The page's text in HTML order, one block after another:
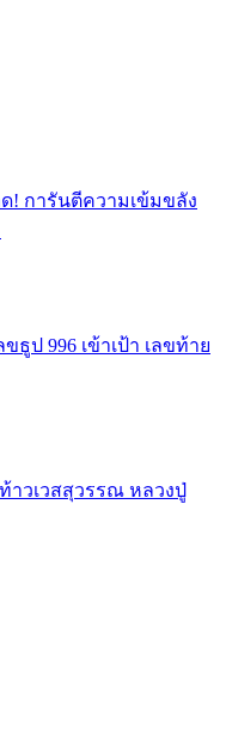
! การันตีความเข้มขลัง
ธูป 996 เข้าเป้า เลขท้าย
าวเวสสุวรรณ หลวงปู่